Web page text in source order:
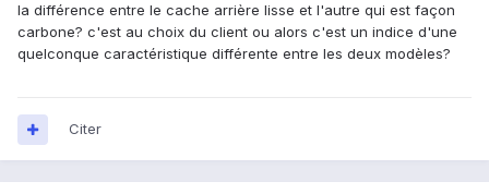
la différence entre le cache arrière lisse et l'autre qui est façon
carbone? c'est au choix du client ou alors c'est un indice d'une
quelconque caractéristique différente entre les deux modèles?
Citer